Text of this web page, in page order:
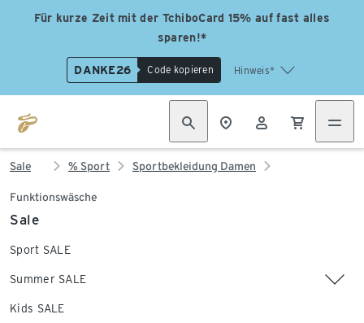
Für kurze Zeit mit der TchiboCard 15% auf fast alles
sparen!*
DANKE26 Code kopieren Hinweis*
Sale % Sport Sportbekleidung Damen
Funktionswäsche
Sale
Sport SALE
Summer SALE
Kids SALE